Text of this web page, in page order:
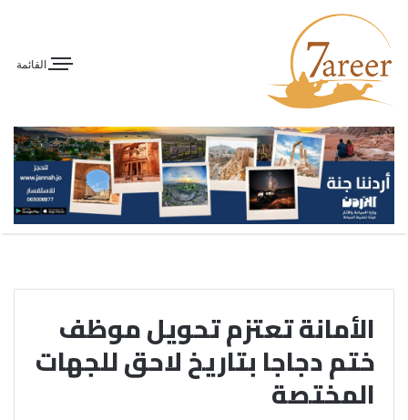
القائمة
الأمانة تعتزم تحويل موظف
ختم دجاجا بتاريخ لاحق للجهات
المختصة